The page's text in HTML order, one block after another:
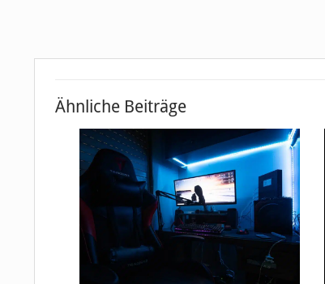
Ähnliche Beiträge